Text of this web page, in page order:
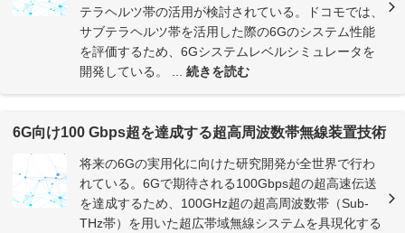
テラヘルツ帯の活用が検討されている。ドコモでは、
サブテラヘルツ帯を活用した際の6Gのシステム性能
を評価するため、6Gシステムレベルシミュレータを
開発している。 ... 続きを読む
6G向け100 Gbps超を達成する超高周波数帯無線装置技術
将来の6Gの実用化に向けた研究開発が全世界で行わ
れている。6Gで期待される100Gbps超の超高速伝送
を達成するため、100GHz超の超高周波数帯（Sub-
THz帯）を用いた超広帯域無線システムを具現化する